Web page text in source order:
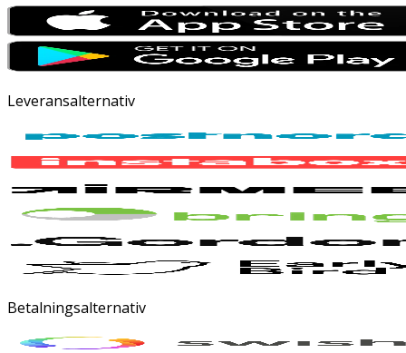
Leveransalternativ
Betalningsalternativ